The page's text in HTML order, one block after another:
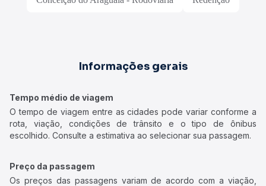
Informações gerais
Tempo médio de viagem
O tempo de viagem entre as cidades pode variar conforme a
rota, viação, condições de trânsito e o tipo de ônibus
escolhido. Consulte a estimativa ao selecionar sua passagem.
Preço da passagem
Os preços das passagens variam de acordo com a viação,